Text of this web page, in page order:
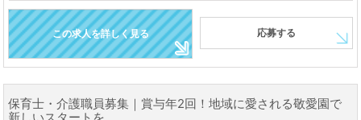
この求人を詳しく見る 応募する
保育士・介護職員募集｜賞与年2回！地域に愛される敬愛園で